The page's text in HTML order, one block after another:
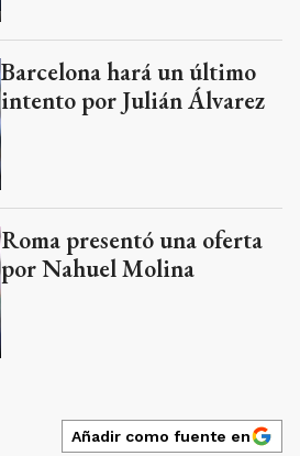
Barcelona hará un último
intento por Julián Álvarez
Roma presentó una oferta
por Nahuel Molina
Añadir como fuente en